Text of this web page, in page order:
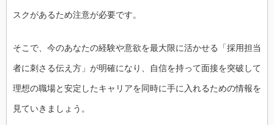
スクがあるため注意が必要です。
そこで、今のあなたの経験や意欲を最大限に活かせる「採用担当
者に刺さる伝え方」が明確になり、自信を持って面接を突破して
理想の職場と安定したキャリアを同時に手に入れるための情報を
見ていきましょう。